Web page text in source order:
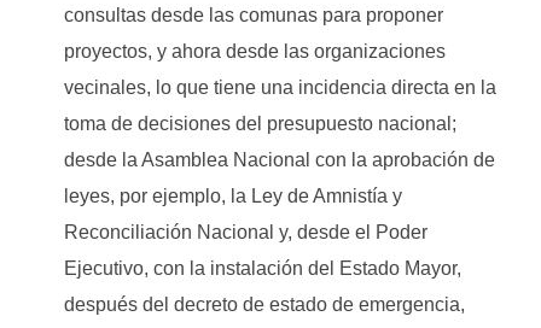
consultas desde las comunas para proponer
proyectos, y ahora desde las organizaciones
vecinales, lo que tiene una incidencia directa en la
toma de decisiones del presupuesto nacional;
desde la Asamblea Nacional con la aprobación de
leyes, por ejemplo, la Ley de Amnistía y
Reconciliación Nacional y, desde el Poder
Ejecutivo, con la instalación del Estado Mayor,
después del decreto de estado de emergencia,